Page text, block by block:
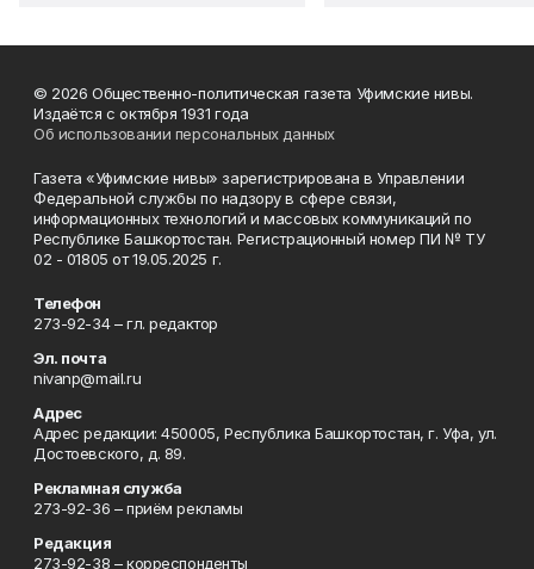
© 2026 Общественно-политическая газета Уфимские нивы.
Издаётся с октября 1931 года
Об использовании персональных данных
Газета «Уфимские нивы» зарегистрирована в Управлении
Федеральной службы по надзору в сфере связи,
информационных технологий и массовых коммуникаций по
Республике Башкортостан. Регистрационный номер ПИ № ТУ
02 - 01805 от 19.05.2025 г.
Телефон
273-92-34 – гл. редактор
Эл. почта
nivanp@mail.ru
Адрес
Адрес редакции: 450005, Республика Башкортостан, г. Уфа, ул.
Достоевского, д. 89.
Рекламная служба
273-92-36 – приём рекламы
Редакция
273-92-38 – корреспонденты